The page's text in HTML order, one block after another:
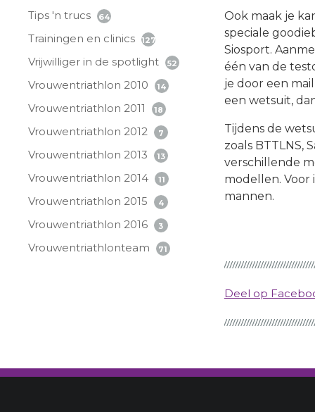
Tips 'n trucs 64
Trainingen en clinics 127
Vrijwilliger in de spotlight 52
Vrouwentriathlon 2010 14
Vrouwentriathlon 2011 18
Vrouwentriathlon 2012 7
Vrouwentriathlon 2013 13
Vrouwentriathlon 2014 11
Vrouwentriathlon 2015 4
Vrouwentriathlon 2016 3
Vrouwentriathlonteam 71
Ook maak je
speciale
Siosport.
één van de
je door een
een wetsuit,
Tijdens de
zoals BTTLNS,
verschillende
modellen. Voor
mannen.
Deel op